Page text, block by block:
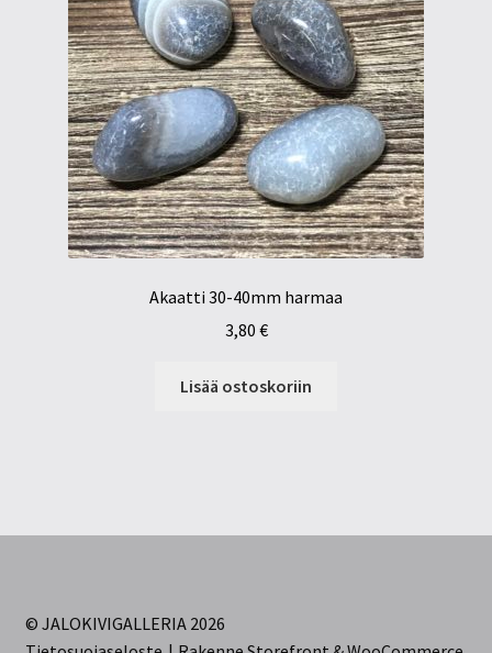
Akaatti 30-40mm harmaa
3,80 €
Lisää ostoskoriin
© JALOKIVIGALLERIA 2026